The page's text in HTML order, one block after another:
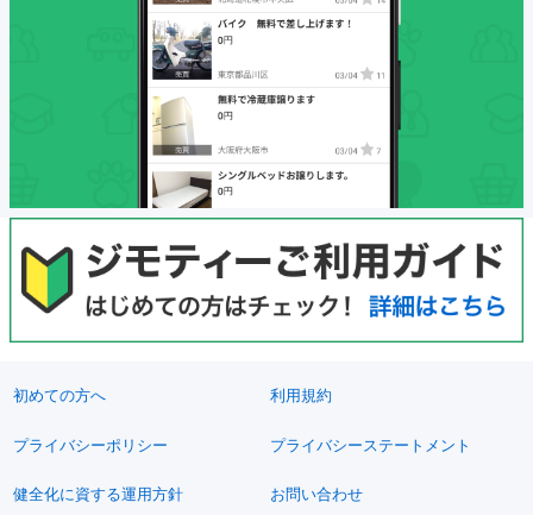
初めての方へ 利用規約
プライバシーポリシー プライバシーステートメント
健全化に資する運用方針 お問い合わせ